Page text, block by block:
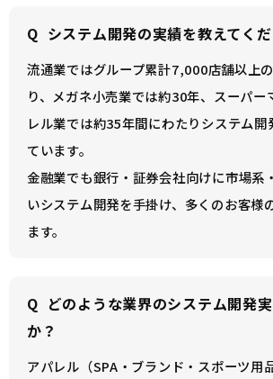
Q システム開発の実績を教えてくだ
流通業ではグループ累計7,000店舗以上
り、メガネ小売業では約30年、スーパー
レル業では約35年間にわたりシステム開
ています。
金融業でも銀行・証券会社向けに市場系
いシステム開発を手掛け、多くのお客様
ます。
Q どのような業界のシステム開発
か？
アパレル（SPA・ブランド・スポーツ用